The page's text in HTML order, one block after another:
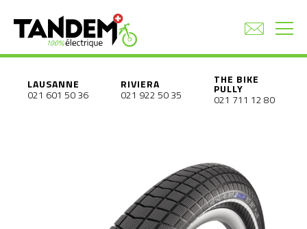
LAUSANNE
021 601 50 36
RIVIERA
021 922 50 35
THE BIKE
PULLY
021 711 12 80